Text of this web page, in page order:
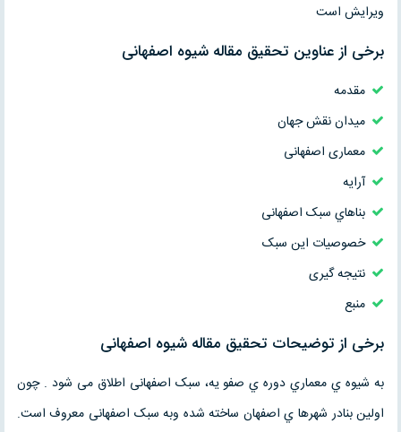
ویرایش است
برخی از عناوین تحقیق مقاله شیوه اصفهانی
مقدمه
میدان نقش جهان
معماری اصفهانی
آرایه
بناهاي سبک اصفهانی
خصوصیات این سبک
نتیجه گیری
منبع
برخی از توضیحات تحقیق مقاله شیوه اصفهانی
به شیوه ي معماري دوره ي صفو یه، سبک اصفهانی اطلاق می شود . چون
اولین بنادر شهرها ي اصفهان ساخته شده وبه سبک اصفهانی معروف است.